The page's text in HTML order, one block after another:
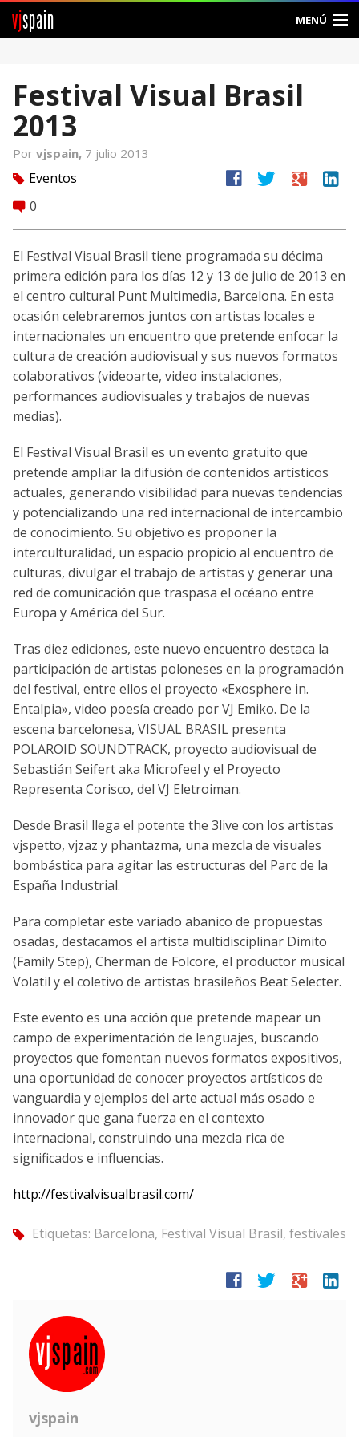
vjspain MENÚ
Foros
Noticias
Vjspain
Ayuda
Contacto
Entrar
Festival Visual Brasil
2013
Por vjspain, 7 julio 2013
tag Eventos
comment 0
facebook twitter google linkedin
El Festival Visual Brasil tiene programada su décima
primera edición para los días 12 y 13 de julio de 2013 en
el centro cultural Punt Multimedia, Barcelona. En esta
ocasión celebraremos juntos con artistas locales e
internacionales un encuentro que pretende enfocar la
cultura de creación audiovisual y sus nuevos formatos
colaborativos (videoarte, video instalaciones,
performances audiovisuales y trabajos de nuevas
medias).
El Festival Visual Brasil es un evento gratuito que
pretende ampliar la difusión de contenidos artísticos
actuales, generando visibilidad para nuevas tendencias
y potencializando una red internacional de intercambio
de conocimiento. Su objetivo es proponer la
interculturalidad, un espacio propicio al encuentro de
culturas, divulgar el trabajo de artistas y generar una
red de comunicación que traspasa el océano entre
Europa y América del Sur.
Tras diez ediciones, este nuevo encuentro destaca la
participación de artistas poloneses en la programación
del festival, entre ellos el proyecto «Exosphere in.
Entalpia», video poesía creado por VJ Emiko. De la
escena barcelonesa, VISUAL BRASIL presenta
POLAROID SOUNDTRACK, proyecto audiovisual de
Sebastián Seifert aka Microfeel y el Proyecto
Representa Corisco, del VJ Eletroiman.
Desde Brasil llega el potente the 3live con los artistas
vjspetto, vjzaz y phantazma, una mezcla de visuales
bombástica para agitar las estructuras del Parc de la
España Industrial.
Para completar este variado abanico de propuestas
osadas, destacamos el artista multidisciplinar Dimito
(Family Step), Cherman de Folcore, el productor musical
Volatil y el coletivo de artistas brasileños Beat Selecter.
Este evento es una acción que pretende mapear un
campo de experimentación de lenguajes, buscando
proyectos que fomentan nuevos formatos expositivos,
una oportunidad de conocer proyectos artísticos de
vanguardia y ejemplos del arte actual más osado e
innovador que gana fuerza en el contexto
internacional, construindo una mezcla rica de
significados e influencias.
http://festivalvisualbrasil.com/
tag Etiquetas: Barcelona, Festival Visual Brasil, festivales
facebook twitter google linkedin
vjspain